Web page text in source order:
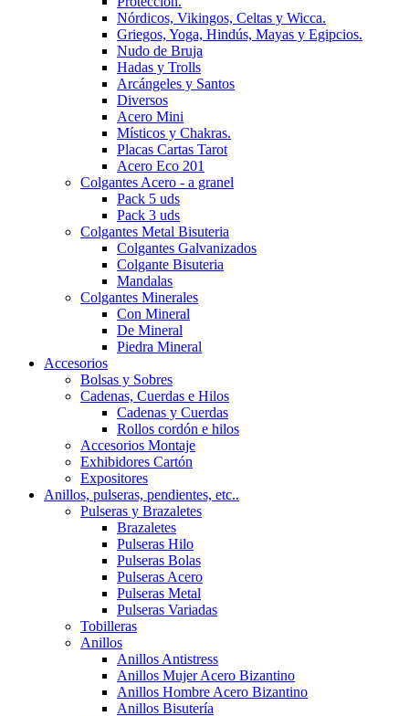
Nórdicos, Vikingos, Celtas y Wicca.
Griegos, Yoga, Hindús, Mayas y Egipcios.
Nudo de Bruja
Hadas y Trolls
Arcángeles y Santos
Diversos
Acero Mini
Místicos y Chakras.
Placas Cartas Tarot
Acero Eco 201
Colgantes Acero - a granel
Pack 5 uds
Pack 3 uds
Colgantes Metal Bisuteria
Colgantes Galvanizados
Colgante Bisuteria
Mandalas
Colgantes Minerales
Con Mineral
De Mineral
Piedra Mineral
Accesorios
Bolsas y Sobres
Cadenas, Cuerdas e Hilos
Cadenas y Cuerdas
Rollos cordón e hilos
Accesorios Montaje
Exhibidores Cartón
Expositores
Anillos, pulseras, pendientes, etc..
Pulseras y Brazaletes
Brazaletes
Pulseras Hilo
Pulseras Bolas
Pulseras Acero
Pulseras Metal
Pulseras Variadas
Tobilleras
Anillos
Anillos Antistress
Anillos Mujer Acero Bizantino
Anillos Hombre Acero Bizantino
Anillos Bisutería